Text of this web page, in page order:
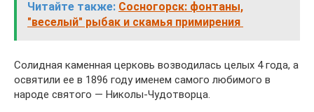
Читайте также: Сосногорск: фонтаны,
"веселый" рыбак и скамья примирения
Солидная каменная церковь возводилась целых 4 года, а
освятили ее в 1896 году именем самого любимого в
народе святого — Николы-Чудотворца.